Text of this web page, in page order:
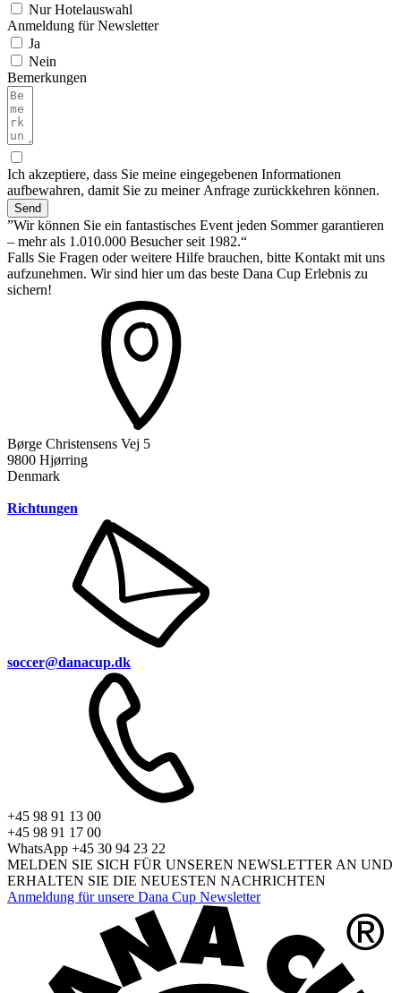
Nur Hotelauswahl
Anmeldung für Newsletter
Ja
Nein
Bemerkungen
Ich akzeptiere, dass Sie meine eingegebenen Informationen
aufbewahren, damit Sie zu meiner Anfrage zurückkehren können.
Send
”Wir können Sie ein fantastisches Event jeden Sommer garantieren
– mehr als 1.010.000 Besucher seit 1982.“
Falls Sie Fragen oder weitere Hilfe brauchen, bitte Kontakt mit uns
aufzunehmen. Wir sind hier um das beste Dana Cup Erlebnis zu
sichern!
Børge Christensens Vej 5
9800 Hjørring
Denmark
Richtungen
soccer@danacup.dk
+45 98 91 13 00
+45 98 91 17 00
WhatsApp +45 30 94 23 22
MELDEN SIE SICH FÜR UNSEREN NEWSLETTER AN UND
ERHALTEN SIE DIE NEUESTEN NACHRICHTEN
Anmeldung für unsere Dana Cup Newsletter